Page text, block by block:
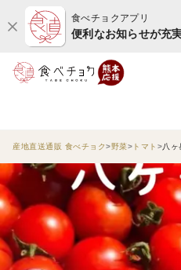
食べチョクアプリ
便利なお知らせが充
産地直送通販 食べチョク 野菜 トマト 八